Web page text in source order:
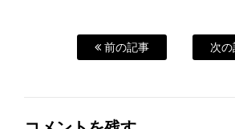
前の記事 次